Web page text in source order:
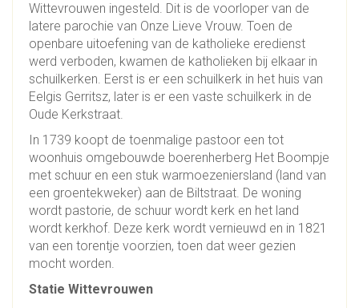
Wittevrouwen ingesteld. Dit is de voorloper van de
latere parochie van Onze Lieve Vrouw. Toen de
openbare uitoefening van de katholieke eredienst
werd verboden, kwamen de katholieken bij elkaar in
schuilkerken. Eerst is er een schuilkerk in het huis van
Eelgis Gerritsz, later is er een vaste schuilkerk in de
Oude Kerkstraat.
In 1739 koopt de toenmalige pastoor een tot
woonhuis omgebouwde boerenherberg Het Boompje
met schuur en een stuk warmoezeniersland (land van
een groentekweker) aan de Biltstraat. De woning
wordt pastorie, de schuur wordt kerk en het land
wordt kerkhof. Deze kerk wordt vernieuwd en in 1821
van een torentje voorzien, toen dat weer gezien
mocht worden.
Statie Wittevrouwen